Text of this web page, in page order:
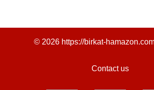
© 2026 https://birkat-
Contact us